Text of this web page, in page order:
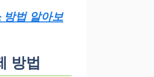
방법 알아보
방법